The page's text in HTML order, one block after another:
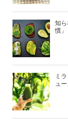
知
慣」
ミ
ュー